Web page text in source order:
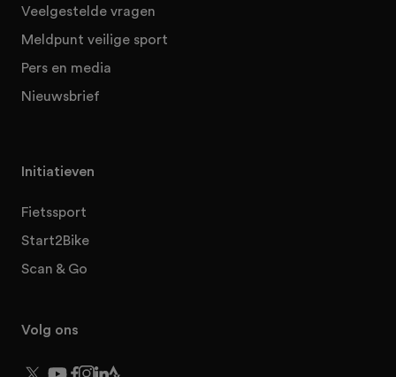
Veelgestelde vragen
Meldpunt veilige sport
Pers en media
Nieuwsbrief
Initiatieven
Fietssport
Start2Bike
Scan & Go
Volg ons